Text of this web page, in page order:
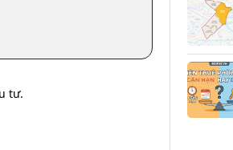
tư.